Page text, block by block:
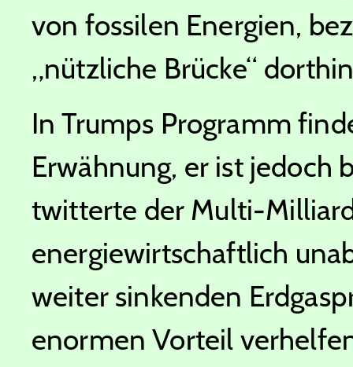
von fossilen Energien,
„nützliche Brücke“
In Trumps Programm
Erwähnung, er ist jedoch
twitterte der Multi-
energiewirtschaftlich
weiter sinkenden
enormen Vorteil